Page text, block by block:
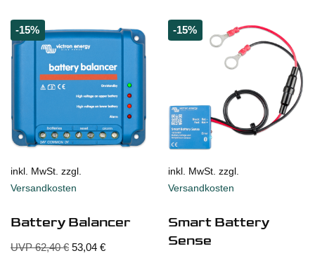
-15%
inkl. MwSt. zzgl.
Versandkosten
Battery Balancer
UVP62,40€ 53,04 €
-15%
inkl. MwSt. zzgl.
Versandkosten
Smart Battery
Sense